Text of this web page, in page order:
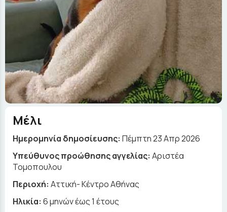
Μέλι
Ημερομηνία δημοσίευσης: Πέμπτη 23 Απρ 2026
Yπεύθυνος προώθησης αγγελίας: Αριστέα
Τομοπουλου
Περιοχή: Αττική- Κέντρο Αθήνας
Ηλικία: 6 μηνών έως 1 έτους